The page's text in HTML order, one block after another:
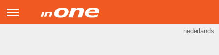
Menu
nederlands